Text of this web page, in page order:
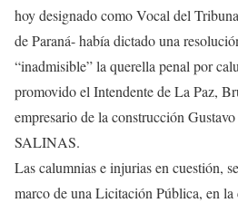
hoy designado como Vocal del
de Paraná- había dictado una
“inadmisible” la querella penal por
promovido el Intendente de La Paz,
empresario de la construcción
SALINAS.
Las calumnias e injurias en cuestión,
marco de una Licitación Pública, en la